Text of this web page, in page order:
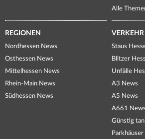
Alle
REGIONEN
Nordhessen News
Osthessen News
Mittelhessen News
Rhein-Main News
Südhessen News
VERKEHR
Staus
Blitzer
Unfälle
A3 News
A5 News
A661 News
Günstig
Parkhäuser